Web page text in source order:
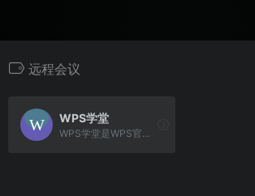
远程会议
WPS学堂
WPS学堂是WPS官方技巧教程学习平台,包含WPS教程,Office教程,Word文字处理教程技巧,Excel表格函数功能图表等。